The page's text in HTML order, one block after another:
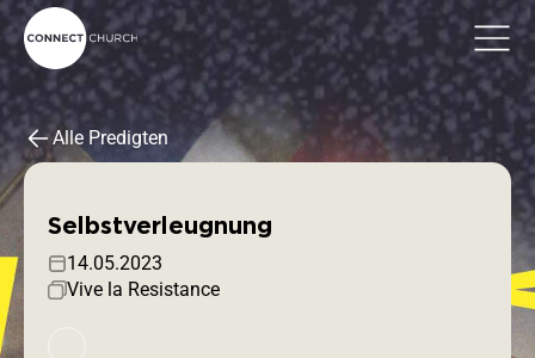
Alle Predigten
Selbstverleugnung
14.05.2023
Vive la Resistance